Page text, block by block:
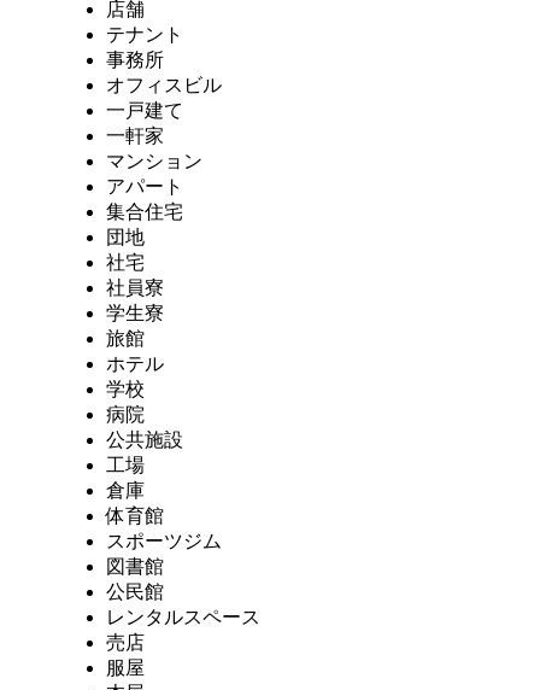
店舗
テナント
事務所
オフィスビル
一戸建て
一軒家
マンション
アパート
集合住宅
団地
社宅
社員寮
学生寮
旅館
ホテル
学校
病院
公共施設
工場
倉庫
体育館
スポーツジム
図書館
公民館
レンタルスペース
売店
服屋